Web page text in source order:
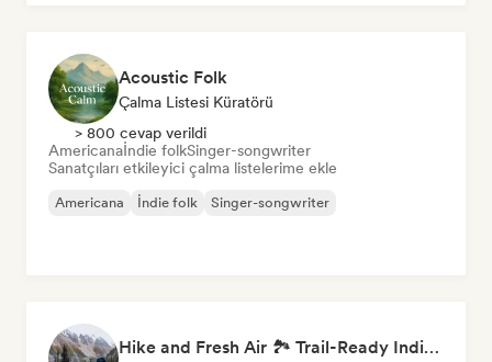
Acoustic Folk
Çalma Listesi Küratörü
> 800 cevap verildi
Americanaİndie folkSinger-songwriter
Sanatçıları etkileyici çalma listelerime ekle
Americana İndie folk Singer-songwriter
Hike and Fresh Air 🏞️ Trail-Ready Indie Folk & Acoustic